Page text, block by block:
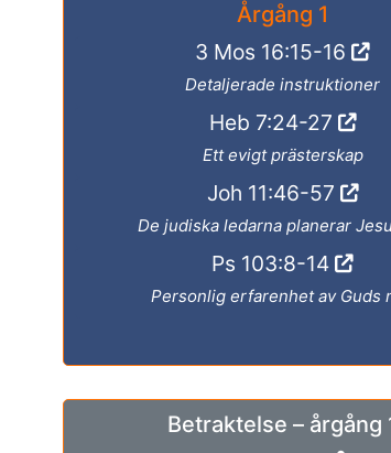
Årgång 1
3 Mos 16:15-16
Detaljerade instruktioner
Heb 7:24-27
Ett evigt prästerskap
Joh 11:46-57
De judiska ledarna planerar
Ps 103:8-14
Personlig erfarenhet av Guds
Betraktelse – årgång